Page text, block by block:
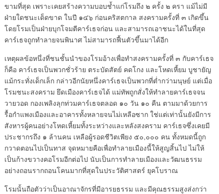
ขามที่สุด เพราะเคยสร้างความบอบช้ำแก่โรมถึง ๒ ครั้ง ๒ ครา แม้ไม่มี
ฝ่ายใดชนะเด็ดขาด ในปี ๑๔๖ ก่อนคริสตกาล สงครามครั้งที่ ๓ เกิดขึ้น
โดยโรมเป็นฝ่ายบุกโจมตีคาร์เธจก่อน และสามารถเอาชนะได้ในที่สุด
คาร์เธจถูกทำลายจนพินาศ ไม่สามารถฟื้นตัวขึ้นมาได้อีก
เหตุผลข้อหนึ่งที่ชนชั้นนำของโรมอ้างเพื่อทำสงครามครั้งที่ ๓ กับคาร์เธจ
ก็คือ คาร์เธจเป็นพวกชั่วร้าย ตระบัดสัตย์ คดโกง และโหดเหี้ยม บูชายัญ
แม้กระทั่งเด็กเล็ก กล่าวอีกนัยหนึ่งคาร์เธจเป็นพวกที่ต่ำกว่ามนุษย์ แต่เมื่อ
โรมชนะสงคราม ยึดเมืองคาร์เธจได้ แม่ทัพถูกสั่งให้ทำลายคาร์เธจจน
วายวอด กองเพลิงลุกท่วมคาร์เธจตลอด ๑๐ วัน ๑๐ คืน ตามมาด้วยการ
รื้อกำแพงเมืองและอาคารทั้งหลายจนไม่เหลือซาก ใช่แต่เท่านั้นยังมีการ
สังหารผู้คนอย่างโหดเหี้ยมทั้งระหว่างและหลังสงคราม คาร์เธจซึ่งเคยมี
ประชากรถึง ๑ ล้านคน เหลือผู้รอดชีวิตเพียง ๕๐,๐๐๐ คน ทั้งหมดนี้ถูก
กวาดตอนไปเป็นทาส จุดหมายคือเพื่อทำลายเมืองนี้ให้สูญสิ้นไป ไม่ให้
เป็นก้างขวางคอโรมอีกต่อไป นับเป็นการทำลายเมืองและวัฒนธรรม
อย่างถอนรากถอนโคนมากที่สุดในประวัติศาสตร์ ยุคโบราณ
โรมนั้นถือตัวว่าเป็นอาณาจักรที่มีอารยธรรม และมีคุณธรรมสูงส่งกว่า